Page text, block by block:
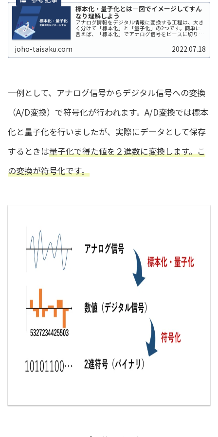
標本化・量子化とは―図でイメージしてすん
なり理解しよう
アナログ情報をデジタル情報に変換する工程は、大き
く分けて「標本化」と「量子化」の2つです。簡単に
言えば、「標本化」でアナログ信号をピースに切り分
れはアナログやデジタルの本質を知ってい...
joho-taisaku.com 2022.07.18
一例として、アナログ信号からデジタル信号への変換
（A/D変換）で符号化が行われます。A/D変換では標本
化と量子化を行いましたが、実際にデータとして保存
するときは量子化で得た値を２進数に変換します。こ
の変換が符号化です。